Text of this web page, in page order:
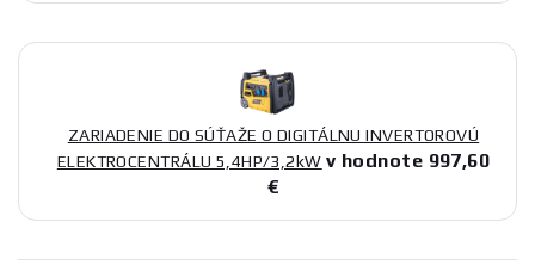
ZARIADENIE DO SÚŤAŽE O DIGITÁLNU INVERTOROVÚ
ELEKTROCENTRÁLU 5,4HP/3,2kW v hodnote 997,60
€